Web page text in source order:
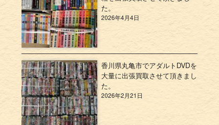
た。
2026年4月4日
香川県丸亀市でアダルトDVDを
大量に出張買取させて頂きまし
た。
2026年2月21日